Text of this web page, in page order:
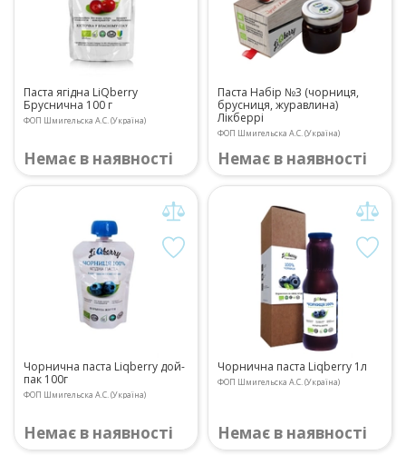
Паста ягідна LiQberry
Бруснична 100 г
ФОП Шмигельска А.С. (Україна)
Немає в наявності
Паста Набір №3 (чорниця,
брусниця, журавлина)
Лікберрі
ФОП Шмигельска А.С. (Україна)
Немає в наявності
Чорнична паста Liqberry дой-
пак 100г
ФОП Шмигельска А.С. (Україна)
Немає в наявності
Чорнична паста Liqberry 1л
ФОП Шмигельска А.С. (Україна)
Немає в наявності